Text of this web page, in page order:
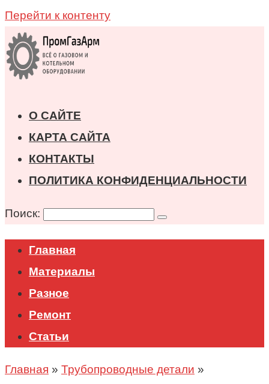
Перейти к контенту
О САЙТЕ
КАРТА САЙТА
КОНТАКТЫ
ПОЛИТИКА КОНФИДЕНЦИАЛЬНОСТИ
Поиск:
Главная
Материалы
Разное
Ремонт
Статьи
Главная » Трубопроводные детали »